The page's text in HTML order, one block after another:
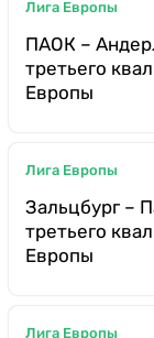
Лига Европы
ПАОК –
третьего
Европы
Лига Европы
Зальцбург –
третьего
Европы
Лига Европы